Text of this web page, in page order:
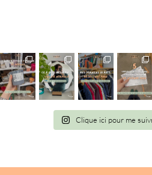
Clique ici pour me